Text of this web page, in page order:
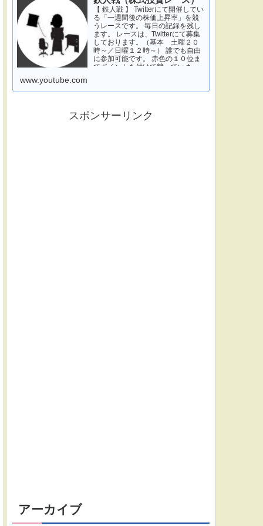
【 鉄人戦 】 Twitterにて開催してい
る「一週間後の株価上昇率」を競
うレースです。 毎日の記録を残し
ます。 レースは、Twitterにて募集
しております。（基本 土曜２０
時～／日曜１２時～） 誰でも自由
に参加可能です。 赤色の１０位ま
でポイントを付けて競っていま
www.youtube.com
スポンサーリンク
アーカイブ